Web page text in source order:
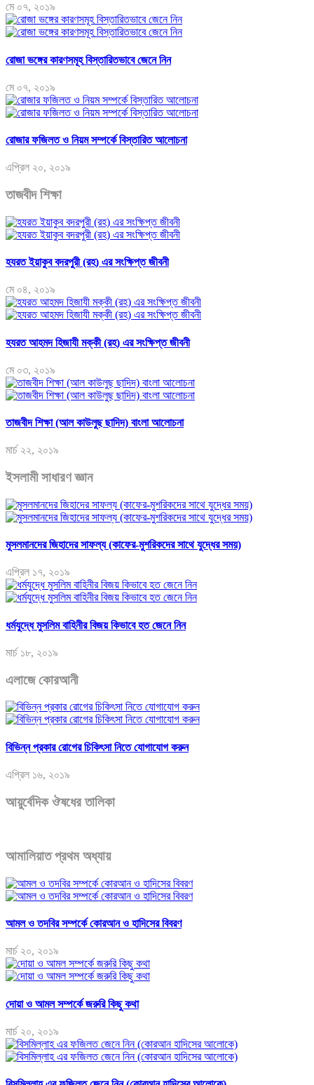
মে ০৭, ২০১৯
রোজা ভঙ্গের কারণসমূহ বিস্তারিতভাবে জেনে নিন
মে ০৭, ২০১৯
রোজার ফজিলত ও নিয়ম সম্পর্কে বিস্তারিত আলোচনা
এপ্রিল ২০, ২০১৯
তাজবীদ শিক্ষা
হযরত ইয়াকুব বদরপুরী (রহ) এর সংক্ষিপ্ত জীবনী
মে ০৪, ২০১৯
হযরত আহমদ হিজাযী মক্কী (রহ) এর সংক্ষিপ্ত জীবনী
মে ০৩, ২০১৯
তাজবীদ শিক্ষা (আল কাউলুছ ছাদিদ) বাংলা আলোচনা
মার্চ ২২, ২০১৯
ইসলামী সাধারণ জ্ঞান
মুসলমানদের জিহাদের সাফল্য (কাফের-মুশরিকদের সাথে যুদ্ধের সময়)
এপ্রিল ১৭, ২০১৯
ধর্মযুদ্ধে মুসলিম বাহিনীর বিজয় কিভাবে হত জেনে নিন
মার্চ ১৮, ২০১৯
এলাজে কোরআনী
বিভিন্ন প্রকার রোগের চিকিৎসা নিতে যোগাযোগ করুন
এপ্রিল ১৬, ২০১৯
আয়ুর্বেদিক ঔষধের তালিকা
আমালিয়াত প্রথম অধ্যায়
আমল ও তদবির সম্পর্কে কোরআন ও হাদিসের বিবরণ
মার্চ ২০, ২০১৯
দোয়া ও আমল সম্পর্কে জরুরি কিছু কথা
মার্চ ২০, ২০১৯